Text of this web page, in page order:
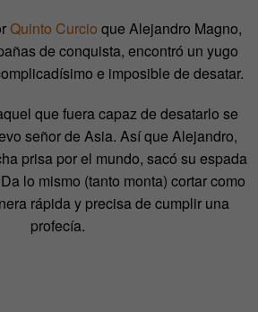
Quinto Curcio que Alejandro Magno,
de conquista, encontró un yugo
e imposible de desatar.
que fuera capaz de desatarlo se
señor de Asia. Así que Alejandro,
prisa por el mundo, sacó su espada
lo mismo (tanto monta) cortar como
rápida y precisa de cumplir una
profecía.